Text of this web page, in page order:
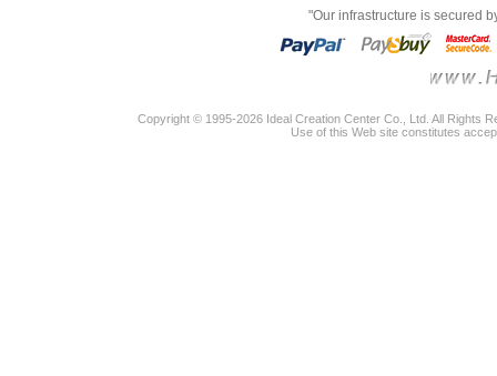
"Our infrastructure is secured
Copyright © 1995-2026 Ideal Creation Center Co., Ltd. All Rights
Use of this Web site constitutes